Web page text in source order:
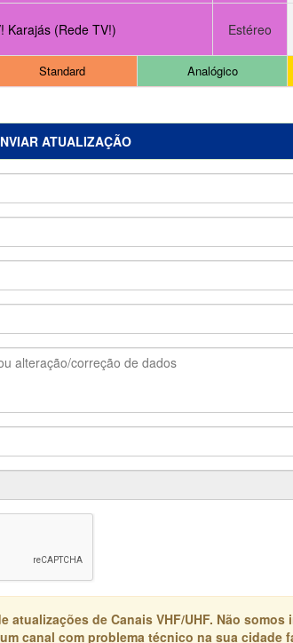
Karajás (Rede TV!) Estéreo
Standard Analógico
ATUALIZAÇÃO
de Canais VHF/UHF. Não somos
canal com problema técnico na sua cidade